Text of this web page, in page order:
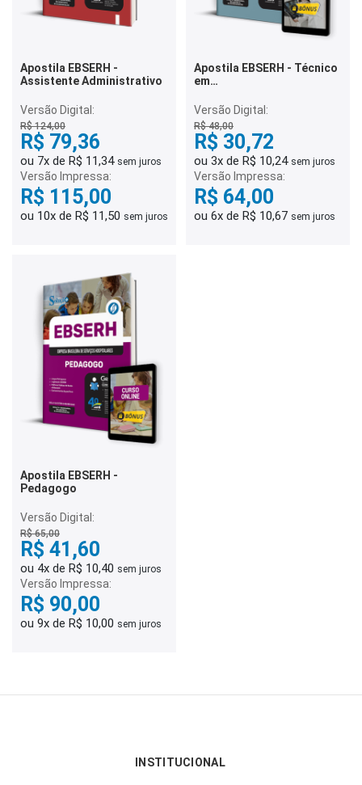
Apostila EBSERH -
Assistente Administrativo
Versão Digital:
R$ 124,00
R$ 79,36
ou 7x de R$ 11,34 sem juros
Versão Impressa:
R$ 115,00
ou 10x de R$ 11,50 sem juros
Apostila EBSERH - Técnico
em
Versão Digital:
R$ 48,00
R$ 30,72
ou 3x de R$ 10,24 sem juros
Versão Impressa:
R$ 64,00
ou 6x de R$ 10,67 sem juros
Apostila EBSERH -
Pedagogo
Versão Digital:
R$ 65,00
R$ 41,60
ou 4x de R$ 10,40 sem juros
Versão Impressa:
R$ 90,00
ou 9x de R$ 10,00 sem juros
INSTITUCIONAL